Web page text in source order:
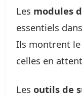
Les modules
essentiels
Ils montrent
celles en
Les outils de